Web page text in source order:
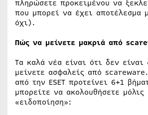
πληρώσετε προκειμένου να
που μπορεί να έχει αποτέλεσμα
όχι).
Πώς να μείνετε μακριά από
Τα καλά νέα είναι ότι δεν είναι
μείνετε ασφαλείς από
από την ESET προτείνει 6+1
μπορείτε να ακολουθήσετε μόλις
«ειδοποίηση»: